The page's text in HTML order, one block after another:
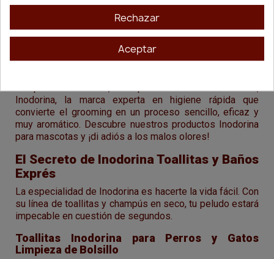
Inodorina Higiene Rápida y Frescura
Duradera para tu Mascota
En CrazyAnimal, sabemos que mantener a tu mejor
completo. Por eso, te presentamos la solución,
Inodorina, la marca experta en higiene rápida que
convierte el grooming en un proceso sencillo, eficaz y
muy aromático. Descubre nuestros productos Inodorina
para mascotas y ¡di adiós a los malos olores!
El Secreto de Inodorina Toallitas y Baños
Exprés
La especialidad de Inodorina es hacerte la vida fácil. Con
su línea de toallitas y champús en seco, tu peludo estará
impecable en cuestión de segundos.
Toallitas Inodorina para Perros y Gatos
Limpieza de Bolsillo
Rechazar
Aceptar